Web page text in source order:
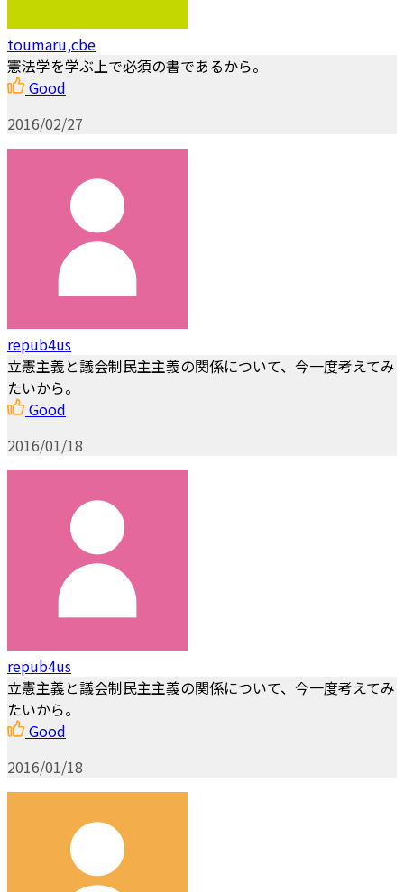
toumaru,cbe
憲法学を学ぶ上で必須の書であるから。
Good
2016/02/27
repub4us
立憲主義と議会制民主主義の関係について、今一度考えてみ
たいから。
Good
2016/01/18
repub4us
立憲主義と議会制民主主義の関係について、今一度考えてみ
たいから。
Good
2016/01/18